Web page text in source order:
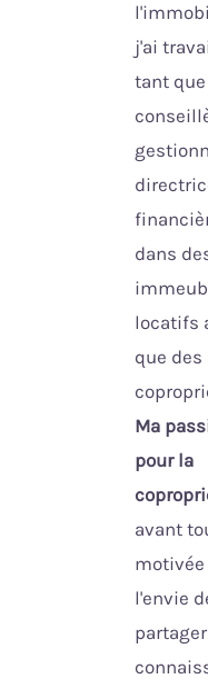
j'ai
tant que
dans
locatifs
que des
Ma
pour la
avant
motivée
l'envie